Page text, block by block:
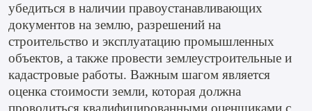
убедиться в наличии правоустанавливающих
документов на землю, разрешений на
строительство и эксплуатацию промышленных
объектов, а также провести землеустроительные и
кадастровые работы. Важным шагом является
оценка стоимости земли, которая должна